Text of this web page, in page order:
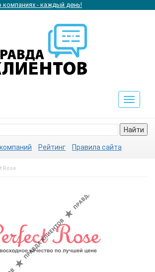
- каждый день!
Toggle
Найти
Рейтинг Правила сайта
Rose